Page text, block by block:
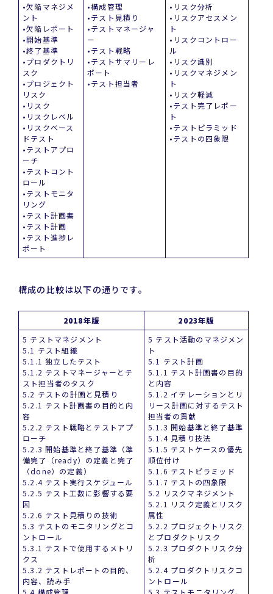
•欠陥マネジメ
ント
•欠陥レポート
•開始基準
•終了基準
•プロダクトリ
スク
•プロジェクト
リスク
•リスク
•リスクレベル
•リスクベース
ドテスト
•テストアプロ
ーチ
•テストコント
ロール
•テストモニタ
リング
•テスト計画書
•テスト計画
•テスト進捗レ
ポート
•構成管理
•テスト見積り
•テストマネージャ
ー
•テスト戦略
•テストサマリーレ
ポート
•テスト担当者
•リスク分析
•リスクアセスメン
ト
•リスクコントロー
ル
•リスク識別
•リスクマネジメン
ト
•リスク軽減
•テスト完了レポー
ト
•テストピラミッド
•テストの四象限
構成の比較は以下の通りです。
2018年版
2023年版
5 テストマネジメント
5.1 テスト組織
5.1.1 独立したテスト
5.1.2 テストマネージャーとテ
スト担当者のタスク
5.2 テストの計画と見積り
5.2.1 テスト計画書の目的と内
容
5.2.2 テスト戦略とテストアプ
ローチ
5.2.3 開始基準と終了基準（準
備完了（ready）の定義と完了
（done）の定義）
5.2.4 テスト実行スケジュール
5.2.5 テスト工数に影響する要
因
5.2.6 テスト見積りの技術
5.3 テストのモニタリングとコ
ントロール
5.3.1 テストで使用するメトリ
クス
5.3.2 テストレポートの目的、
内容、読み手
5.4 構成管理
5 テスト活動のマネジメン
ト
5.1 テスト計画
5.1.1 テスト計画書の目的
と内容
5.1.2 イテレーションとリ
リース計画に対するテスト
担当者の貢献
5.1.3 開始基準と終了基準
5.1.4 見積り技法
5.1.5 テストケースの優先
順位付け
5.1.6 テストピラミッド
5.1.7 テストの四象限
5.2 リスクマネジメント
5.2.1 リスク定義とリスク
属性
5.2.2 プロジェクトリスク
とプロダクトリスク
5.2.3 プロダクトリスク分
析
5.2.4 プロダクトリスクコ
ントロール
5.3 テストモニタリング、